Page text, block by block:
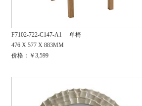
F7102-722-C147-A1
单椅
476 X 577 X 883MM
价格：￥3,599